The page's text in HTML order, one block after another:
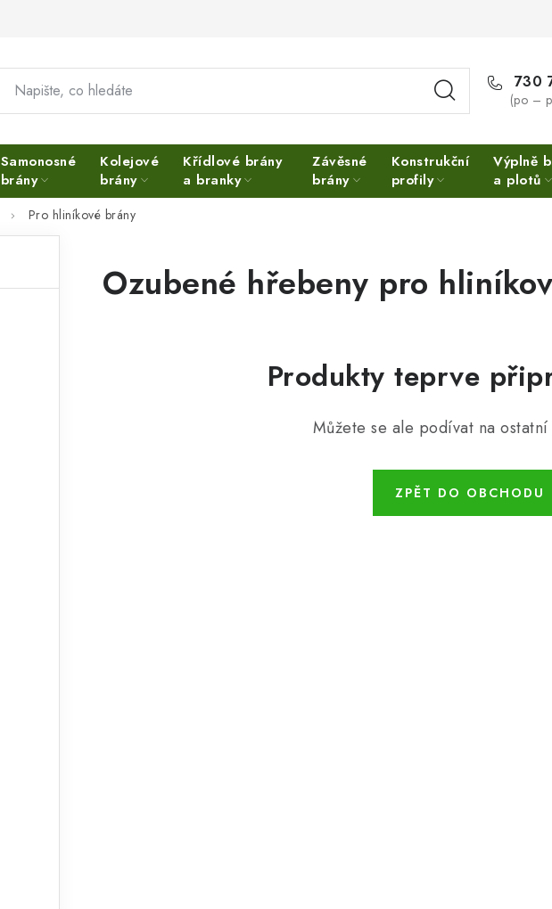
730
(po –
Samonosné
brány
Kolejové
brány
Křídlové brány
a branky
Závěsné
brány
Konstrukční
profily
Výplně
a plotů
Pro hliníkové brány
Ozubené hřebeny pro
Produkty teprve
Můžete se ale podívat na
ZPĚT DO OBCHODU